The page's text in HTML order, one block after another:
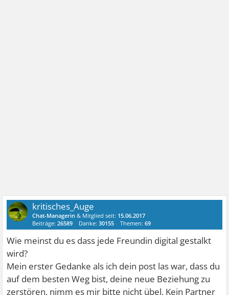
kritisches_Auge
Chat-Managerin & Mitglied seit: 15.06.2017
Beiträge:26589 Danke:30155 Themen:69
Wie meinst du es dass jede Freundin digital gestalkt
wird?
Mein erster Gedanke als ich dein post las war, dass du
auf dem besten Weg bist, deine neue Beziehung zu
zerstören, nimm es mir bitte nicht übel. Kein Partner